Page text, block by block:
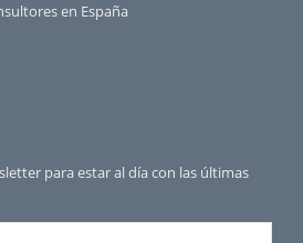
en España
para estar al día con las últimas